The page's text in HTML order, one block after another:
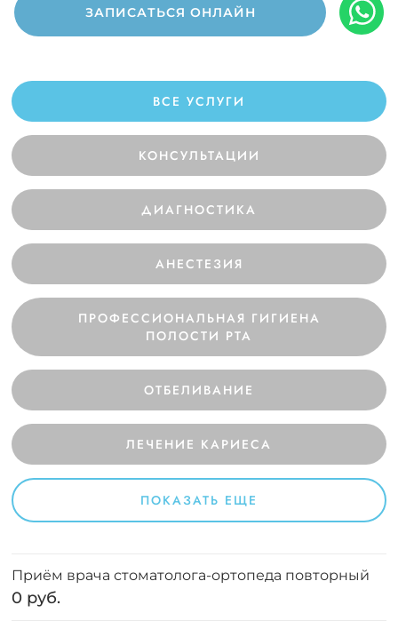
ЗАПИСАТЬСЯ ОНЛАЙН
ВСЕ УСЛУГИ
КОНСУЛЬТАЦИИ
ДИАГНОСТИКА
АНЕСТЕЗИЯ
ПРОФЕССИОНАЛЬНАЯ ГИГИЕНА
ПОЛОСТИ РТА
ОТБЕЛИВАНИЕ
ЛЕЧЕНИЕ КАРИЕСА
ПОКАЗАТЬ ЕЩЕ
Приём врача стоматолога-ортопеда повторный
0 руб.